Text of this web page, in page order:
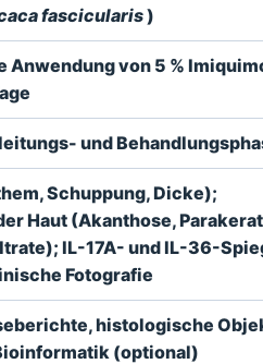
fascicularis)
Anwendung von 5 %
und
Schuppung, Dicke);
Haut (Akanthose,
IL-17A- und IL-36-
Fotografie
histologische
(optional)